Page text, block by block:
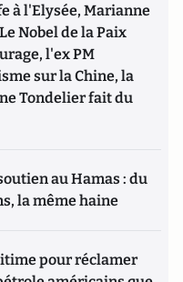
à l'Elysée, Marianne
Nobel de la Paix
l'ex PM
sur la Chine, la
Tondelier fait du
au Hamas : du
la même haine
pour réclamer